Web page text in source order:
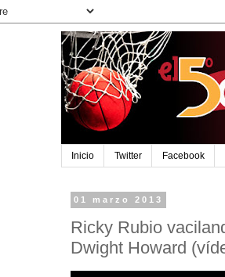
Inicio Twitter Facebook
01 marzo 2013
Ricky Rubio
Dwight Howard